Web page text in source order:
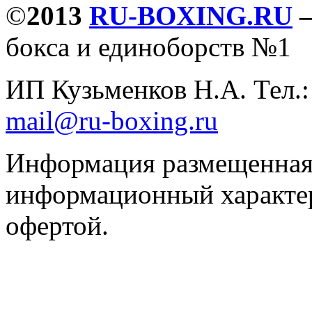
©2013 RU-BOXING.RU
бокса и единоборств №1
ИП Кузьменков Н.А.
mail@ru-boxing.ru
Информация
информационный
офертой.